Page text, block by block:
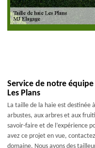
Service de notre
Les Plans
La taille de la haie est destinée
arbustes, aux arbres et aux
savoir-faire et de l’expérience
avez ce projet en vue,
domaine. Nous avons des